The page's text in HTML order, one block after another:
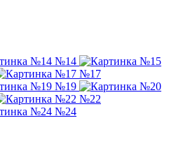
№14
№17
№19
№22
№24